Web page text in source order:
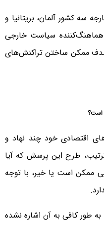
امور خارجه سه کشور آلمان، بریتانیا و
هماهنگ‌کننده سیاست خارجی
هدف ممکن ساختن تراکنش‌های
است؟
اقتصادی خود چند نهاد و
طرح این پرسش که آیا
ممکن است یا خیر، با توجه
به طور کافی به آن اشاره نشده